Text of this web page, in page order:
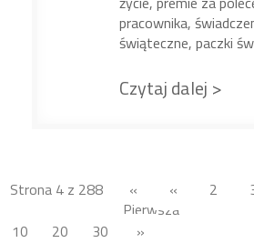
pracownika,
świąteczne, paczki
Czytaj dalej >
Strona 4 z 288
«
Pierwsza
« 2
10
20 30 »